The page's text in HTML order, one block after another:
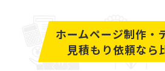
ホームページ制作・
見積もり依頼なら